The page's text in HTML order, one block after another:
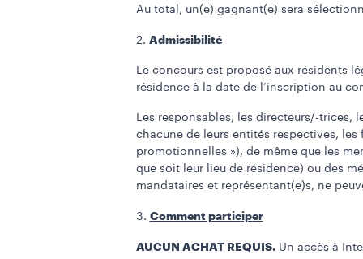
Au total, un(e) gagnant(e) sera
2. Admissibilité
Le concours est proposé aux résidents
résidence à la date de l’inscription au
Les responsables, les directeurs/-trices,
chacune de leurs entités respectives,
promotionnelles »), de même que les
que soit leur lieu de résidence) ou des
mandataires et représentant(e)s, ne
3. Comment participer
AUCUN ACHAT REQUIS.Un accès à